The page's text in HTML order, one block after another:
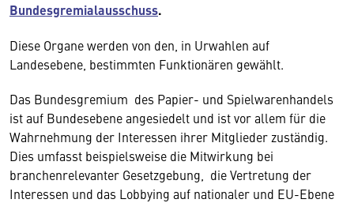
Bundesgremialausschuss.
Diese Organe werden von den, in Urwahlen auf
Landesebene, bestimmten Funktionären gewählt.
Das Bundesgremium des Papier- und Spielwarenhandels
ist auf Bundesebene angesiedelt und ist vor allem für die
Wahrnehmung der Interessen ihrer Mitglieder zuständig.
Dies umfasst beispielsweise die Mitwirkung bei
branchenrelevanter Gesetzgebung, die Vertretung der
Interessen und das Lobbying auf nationaler und EU-Ebene